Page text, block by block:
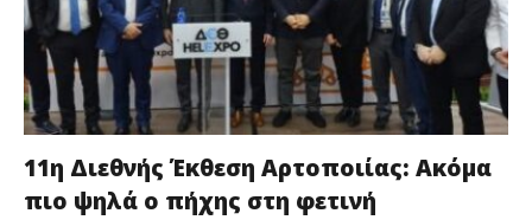
11η Διεθνής Έκθεση Αρτοποιίας: Ακόμα
πιο ψηλά ο πήχης στη φετινή